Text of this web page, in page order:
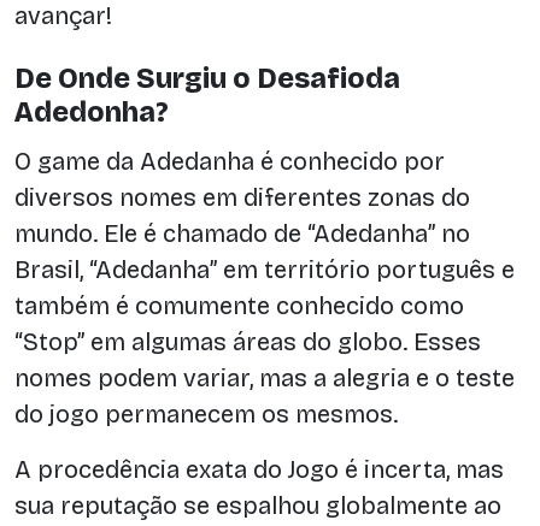
avançar!
De Onde Surgiu o Desafioda
Adedonha?
O game da Adedanha é conhecido por
diversos nomes em diferentes zonas do
mundo. Ele é chamado de “Adedanha” no
Brasil, “Adedanha” em território português e
também é comumente conhecido como
“Stop” em algumas áreas do globo. Esses
nomes podem variar, mas a alegria e o teste
do jogo permanecem os mesmos.
A procedência exata do Jogo é incerta, mas
sua reputação se espalhou globalmente ao